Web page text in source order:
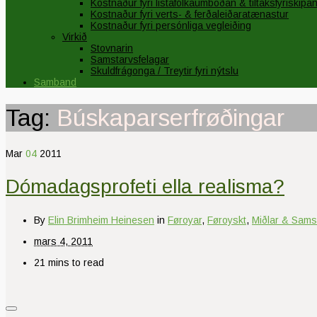
Kostnaður fyri listafólkaumboðan & tiltaksfyriskipan
Kostnaður fyri verts- & ferðaleiðaratænastur
Kostnaður fyri persónliga vegleiðing
Virkið
Stovnarin
Samstarvsfelagar
Skuldfrágonga / Treytir fyri nýtslu
Samband
Tag: Búskaparserfrøðingar
Mar 04 2011
Dómadagsprofeti ella realisma?
By Elin Brimheim Heinesen in Føroyar, Føroyskt, Miðlar &
mars 4, 2011
21 mins to read